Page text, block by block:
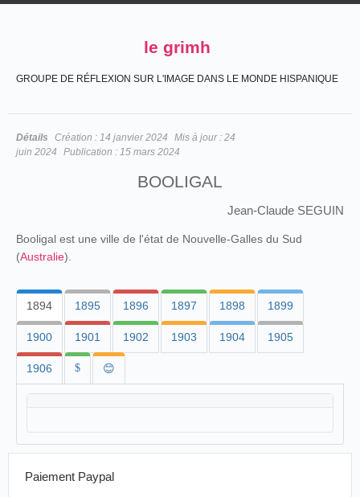
le grimh
GROUPE DE RÉFLEXION SUR L'IMAGE DANS LE MONDE HISPANIQUE
Détails Création : 14 janvier 2024 Mis à jour : 24
juin 2024
Publication : 15 mars 2024
BOOLIGAL
Jean-Claude SEGUIN
Booligal est une ville de l'état de Nouvelle-Galles du Sud
(Australie).
1894 1895 1896 1897 1898 1899
1900 1901 1902 1903 1904 1905
1906 $ 😊
Paiement Paypal